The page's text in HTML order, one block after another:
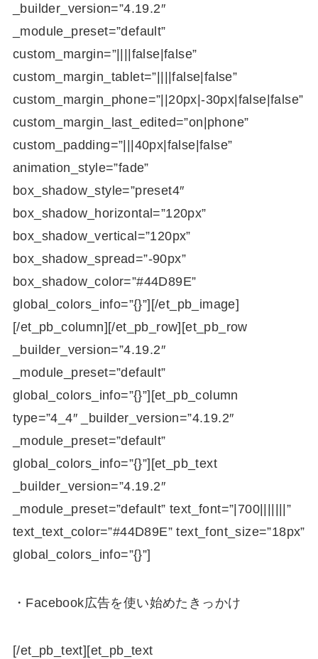
_builder_version=”4.19.2″
_module_preset=”default”
custom_margin=”||||false|false”
custom_margin_tablet=”||||false|false”
custom_margin_phone=”||20px|-30px|false|false”
custom_margin_last_edited=”on|phone”
custom_padding=”|||40px|false|false”
animation_style=”fade”
box_shadow_style=”preset4″
box_shadow_horizontal=”120px”
box_shadow_vertical=”120px”
box_shadow_spread=”-90px”
box_shadow_color=”#44D89E”
global_colors_info=”{}”][/et_pb_image]
[/et_pb_column][/et_pb_row][et_pb_row
_builder_version=”4.19.2″
_module_preset=”default”
global_colors_info=”{}”][et_pb_column
type=”4_4″ _builder_version=”4.19.2″
_module_preset=”default”
global_colors_info=”{}”][et_pb_text
_builder_version=”4.19.2″
_module_preset=”default” text_font=”|700|||||||”
text_text_color=”#44D89E” text_font_size=”18px”
global_colors_info=”{}”]
・Facebook広告を使い始めたきっかけ
[/et_pb_text][et_pb_text